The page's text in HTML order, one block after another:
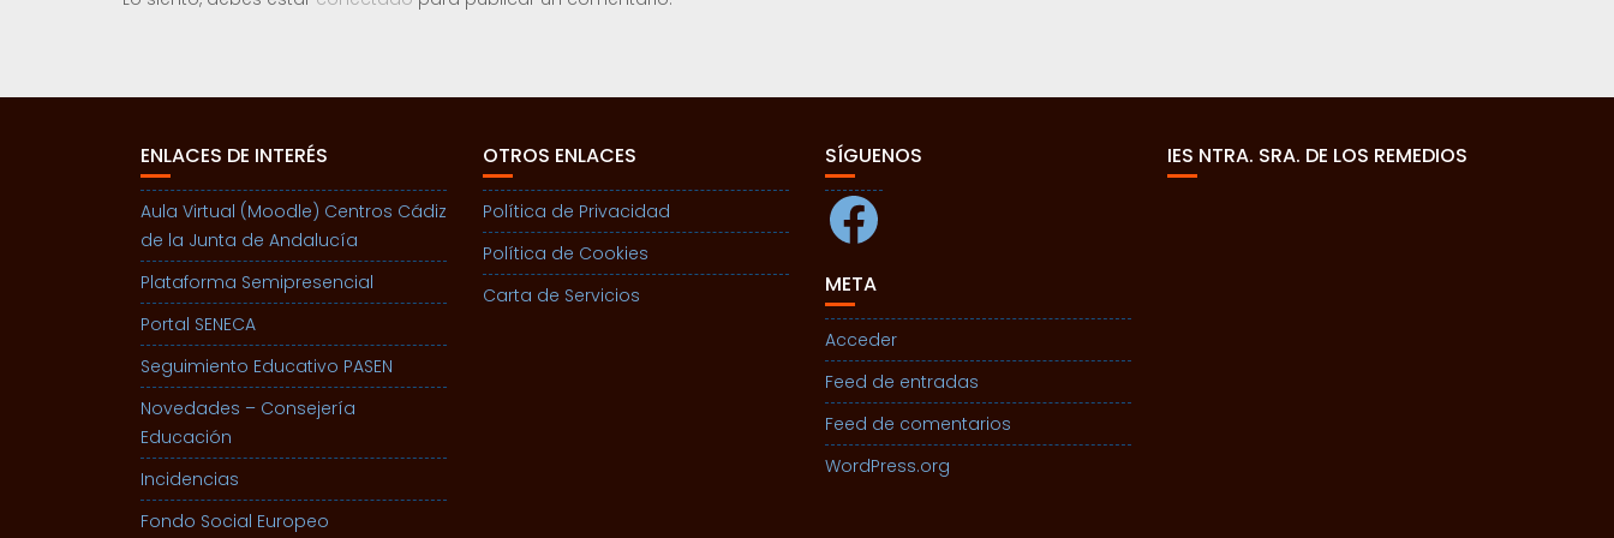
ENLACES DE INTERÉS
Aula Virtual (Moodle) Centros Cádiz
de la Junta de Andalucía
Plataforma Semipresencial
Portal SENECA
Seguimiento Educativo PASEN
Novedades – Consejería
Educación
Incidencias
Fondo Social Europeo
OTROS ENLACES
Política de Privacidad
Política de Cookies
Carta de Servicios
SÍGUENOS
Facebook
META
Acceder
Feed de entradas
Feed de comentarios
WordPress.org
IES NTRA. SRA. DE LOS REMEDIOS